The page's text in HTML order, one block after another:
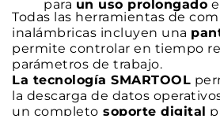
para un uso prolongado
Todas las herramientas de
inalámbricas incluyen una
permite controlar en tiempo
parámetros de trabajo.
La tecnología SMARTOOL
la descarga de datos
un completo soporte digital